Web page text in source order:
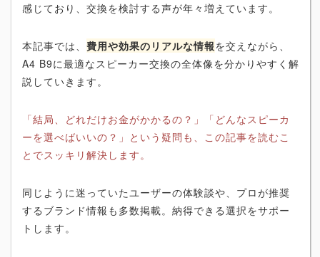
感じており、交換を検討する声が年々増えています。
本記事では、 費用や効果のリアルな情報を交えながら、
A4 B9に最適なスピーカー交換の全体像を分かりやすく解
説していきます。
「結局、どれだけお金がかかるの？」「どんなスピーカ
ーを選べばいいの？」という疑問も、この記事を読むこ
とでスッキリ解決します。
同じように迷っていたユーザーの体験談や、プロが推奨
するブランド情報も多数掲載。納得できる選択をサポー
トします。